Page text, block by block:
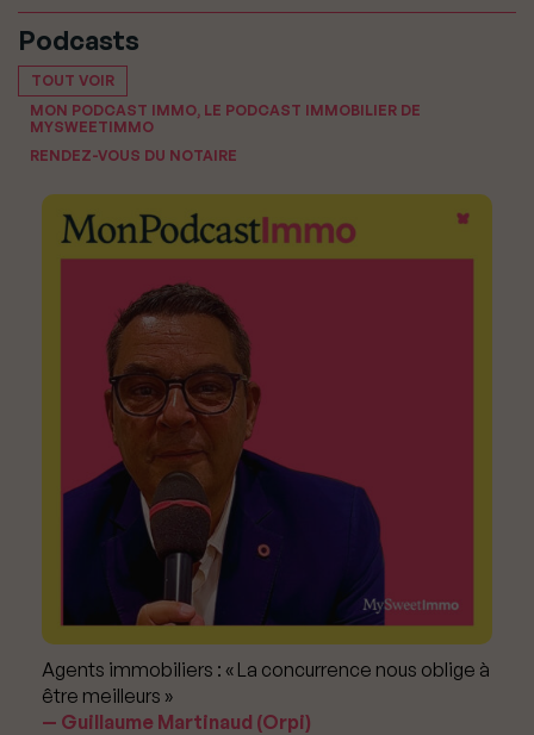
Podcasts
TOUT VOIR
MON PODCAST IMMO, LE PODCAST IMMOBILIER DE
MYSWEETIMMO
RENDEZ-VOUS DU NOTAIRE
Agents immobiliers : « La concurrence nous oblige à
être meilleurs »
Guillaume Martinaud (Orpi)